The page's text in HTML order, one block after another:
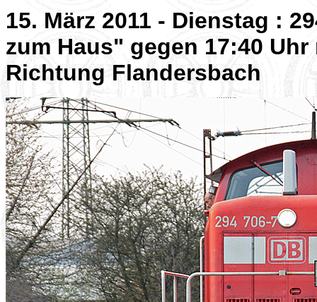
15. März 2011 - Dienstag :
zum Haus" gegen 17:40
Richtung Flandersbach